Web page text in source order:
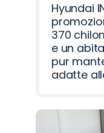
Hyundai
370
e un
pur
adatte